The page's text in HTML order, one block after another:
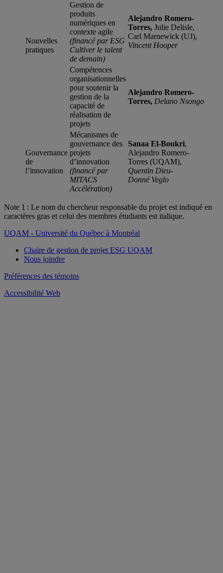
Nouvelles
pratiques
Gestion de
produits
numériques en
contexte agile
(financé par ESG
Cultiver le talent
de demain)
Alejandro Romero-
Torres, Julie Delisle,
Carl Marnewick (UJ),
Vincent Hooper
Compétences
organisationnelles
pour soutenir la
gestion de la
capacité de
réalisation de
projets
Alejandro Romero-
Torres, Delano Nsongo
Gouvernance
de
l’innovation
Mécanismes de
gouvernance des
projets
d’innovation
(financé par
MITACS
Accélération)
Sanaa El-Boukri,
Alejandro Romero-
Torres (UQAM),
Quentin Dieu-
Donné Veglo
Note 1 : Le nom du chercheur responsable du projet est indiqué en
caractères gras et celui des membres étudiants est italique.
UQAM - Université du Québec à Montréal
Chaire de gestion de projet ESG UQAM
Nous joindre
Préférences des témoins
Accessibilité Web